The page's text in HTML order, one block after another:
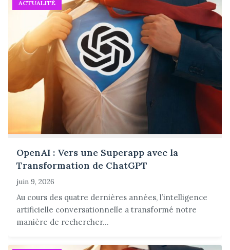
ACTUALITÉ
OpenAI : Vers une Superapp avec la
Transformation de ChatGPT
juin 9, 2026
Au cours des quatre dernières années, l’intelligence
artificielle conversationnelle a transformé notre
manière de rechercher...